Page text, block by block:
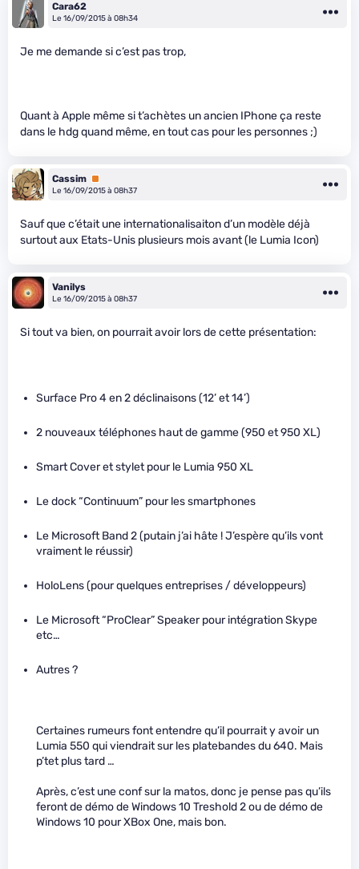
Cara62
Le 16/09/2015 à 08h34
Je me demande si c’est pas trop,
Quant à Apple même si t’achètes un ancien IPhone ça reste
dans le hdg quand même, en tout cas pour les personnes ;)
Cassim Premium
Le 16/09/2015 à 08h37
Sauf que c’était une internationalisaiton d’un modèle déjà
surtout aux Etats-Unis plusieurs mois avant (le Lumia Icon)
Vanilys
Le 16/09/2015 à 08h37
Si tout va bien, on pourrait avoir lors de cette présentation:
Surface Pro 4 en 2 déclinaisons (12’ et 14’)
2 nouveaux téléphones haut de gamme (950 et 950 XL)
Smart Cover et stylet pour le Lumia 950 XL
Le dock “Continuum” pour les smartphones
Le Microsoft Band 2 (putain j’ai hâte ! J’espère qu’ils vont
vraiment le réussir)
HoloLens (pour quelques entreprises / développeurs)
Le Microsoft “ProClear” Speaker pour intégration Skype
etc…
Autres ?
Certaines rumeurs font entendre qu’il pourrait y avoir un
Lumia 550 qui viendrait sur les platebandes du 640. Mais
p’tet plus tard …
Après, c’est une conf sur la matos, donc je pense pas qu’ils
feront de démo de Windows 10 Treshold 2 ou de démo de
Windows 10 pour XBox One, mais bon.